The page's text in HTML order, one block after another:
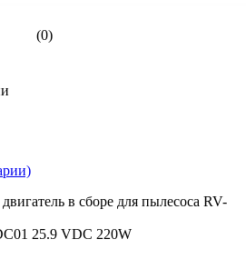
(0)
в сборе для пылесоса RV-
25.9 VDC 220W